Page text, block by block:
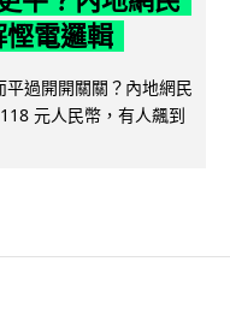
慳電邏輯
過開開關關？內地網民
元人民幣，有人飆到